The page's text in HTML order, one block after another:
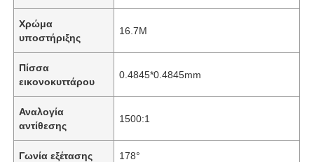
Χρώμα
υποστήριξης
16.7M
Πίσσα
εικονοκυττάρου
0.4845*0.4845mm
Αναλογία
αντίθεσης
1500:1
Γωνία εξέτασης 178°